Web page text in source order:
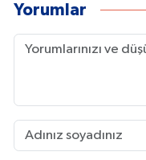
Yorumlar